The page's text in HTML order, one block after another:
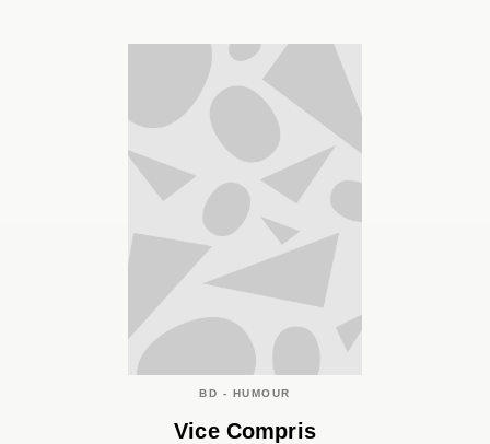
BD - HUMOUR
Vice Compris